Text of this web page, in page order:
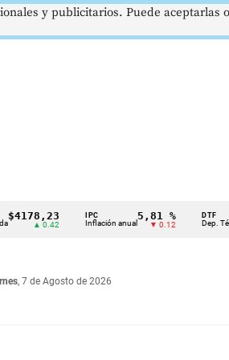
▲ 0.42
IPC
Inflación anual
5,81 %
▼ 0.12
DTF
Dep. Término
, 7 de Agosto de 2026
y publicitarios. Puede aceptarlas